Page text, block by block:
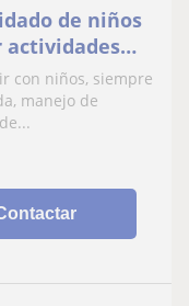
de niños
actividades
niños y niñas.
con niños, siempre
manejo de